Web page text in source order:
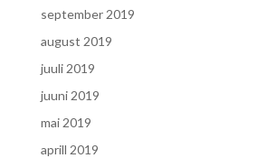
september 2019
august 2019
juuli 2019
juuni 2019
mai 2019
aprill 2019